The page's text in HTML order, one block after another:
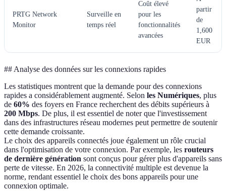
PRTG Network
Monitor
Surveille en
temps réel
Coût élevé
pour les
fonctionnalités
avancées
partir
de
1,600
EUR
## Analyse des données sur les connexions rapides
Les statistiques montrent que la demande pour des connexions
rapides a considérablement augmenté. Selon les Numériques, plus
de 60% des foyers en France recherchent des débits supérieurs à
200 Mbps. De plus, il est essentiel de noter que l'investissement
dans des infrastructures réseau modernes peut permettre de soutenir
cette demande croissante.
Le choix des appareils connectés joue également un rôle crucial
dans l'optimisation de votre connexion. Par exemple, les routeurs
de dernière génération sont conçus pour gérer plus d'appareils sans
perte de vitesse. En 2026, la connectivité multiple est devenue la
norme, rendant essentiel le choix des bons appareils pour une
connexion optimale.